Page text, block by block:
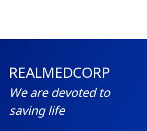
REALMEDCORP
We are devoted to
saving life